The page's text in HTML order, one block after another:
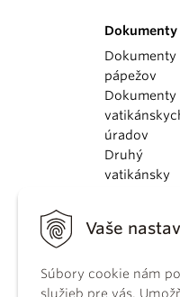
Vaše
Súbory cookie nám
služieb pre vás.
Dokumenty
Dokumenty
pápežov
Dokumenty
úradov
Druhý
vatikánsky
KBS
práva